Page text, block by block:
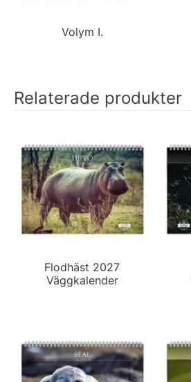
Volym I.
Relaterade produkter
Flodhäst 2027
Väggkalender